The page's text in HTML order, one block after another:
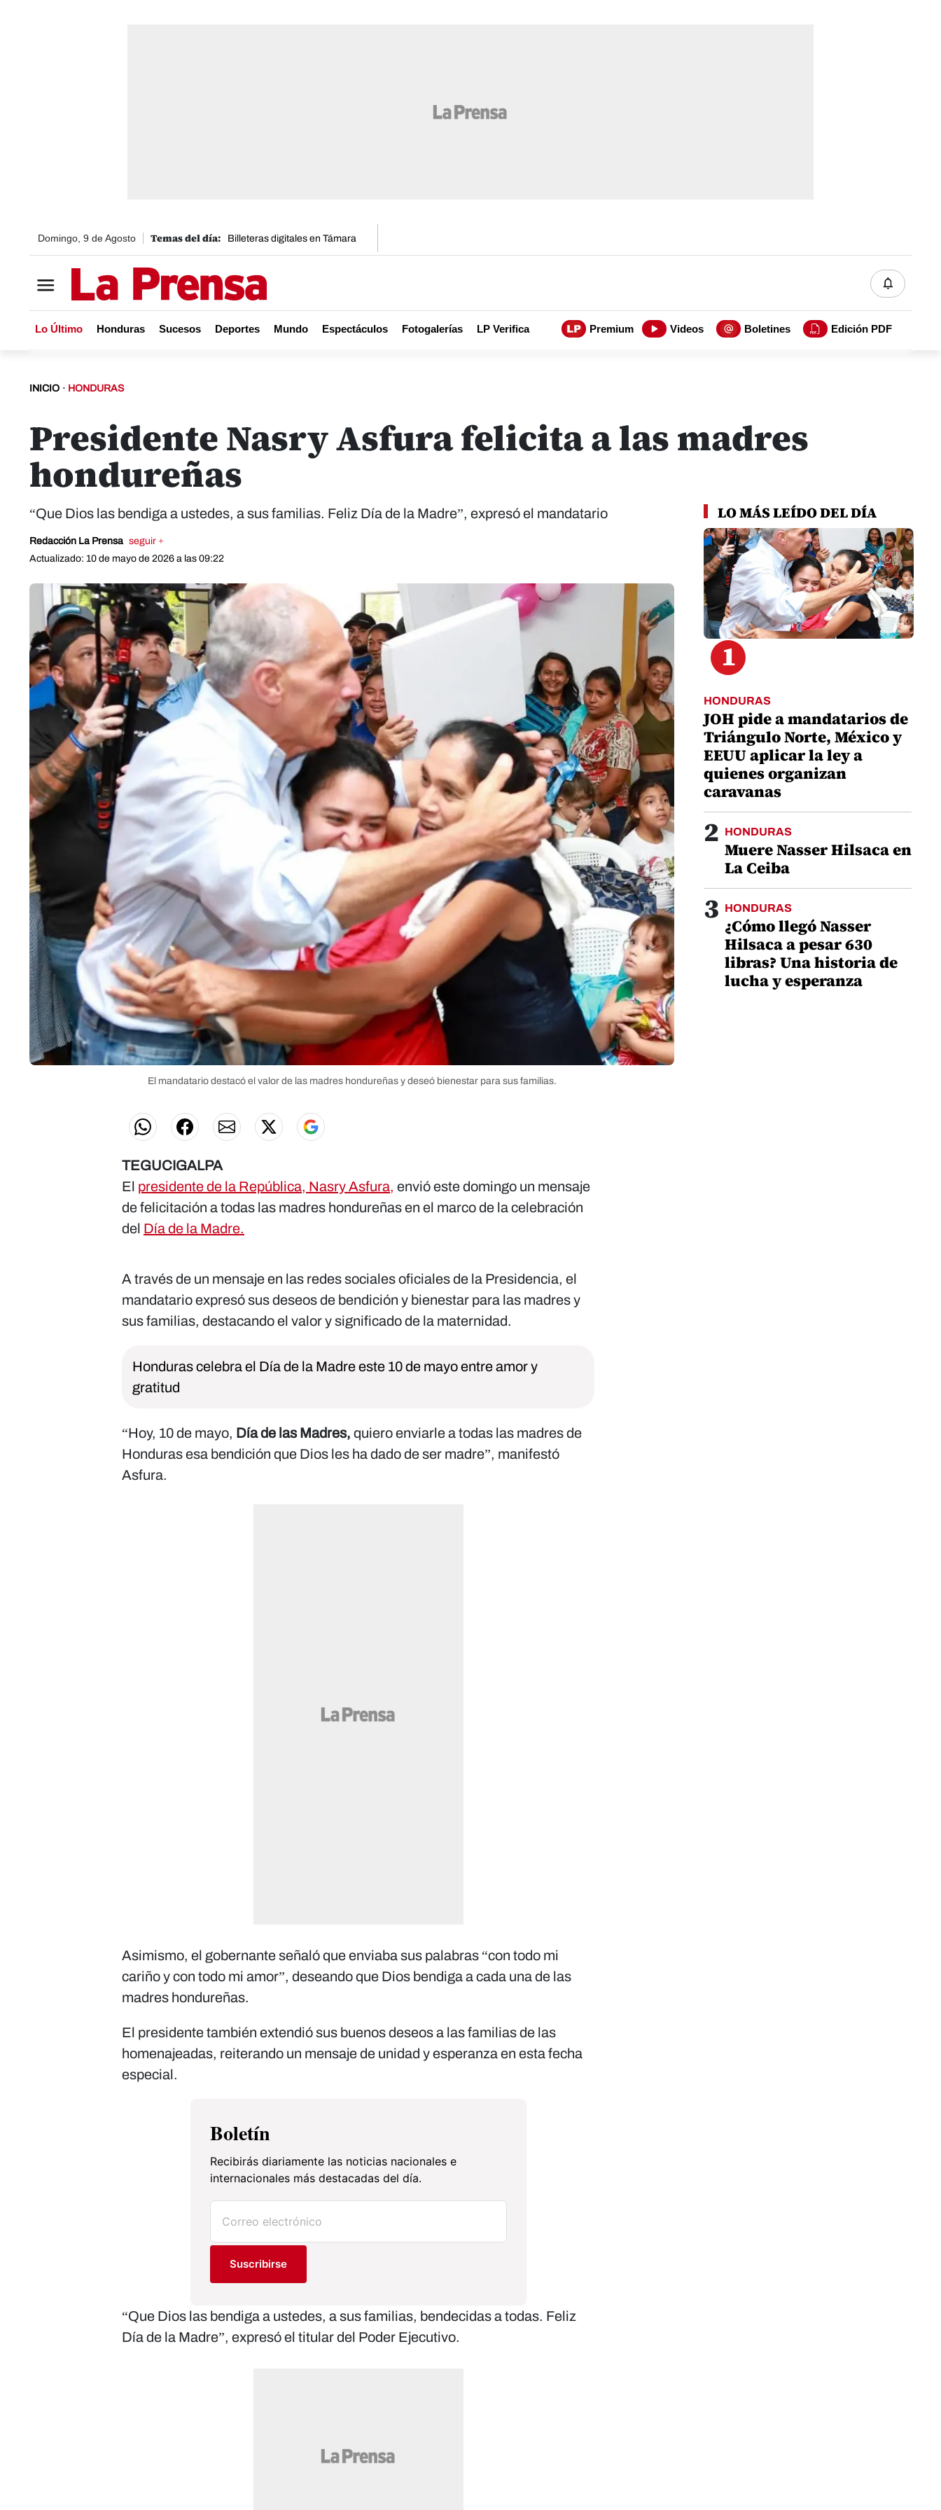
Domingo, 9 de Agosto Billeteras digitales en Támara
Lo Último Honduras Sucesos Deportes Mundo Espectáculos Fotogalerías LP Verifica Premium Videos Boletines Edición PDF
INICIO · HONDURAS
Presidente Nasry Asfura felicita a las madres
hondureñas
“Que Dios las bendiga a ustedes, a sus familias. Feliz Día de la Madre”, expresó el mandatario
Redacción La Prensa seguir +
Actualizado: 10 de mayo de 2026 a las 09:22
El mandatario destacó el valor de las madres hondureñas y deseó bienestar para sus familias.
TEGUCIGALPA
El presidente de la República, Nasry Asfura, envió este domingo un mensaje
de felicitación a todas las madres hondureñas en el marco de la celebración
del Día de la Madre.
A través de un mensaje en las redes sociales oficiales de la Presidencia, el
mandatario expresó sus deseos de bendición y bienestar para las madres y
sus familias, destacando el valor y significado de la maternidad.
Honduras celebra el Día de la Madre este 10 de mayo entre amor y
gratitud
“Hoy, 10 de mayo, Día de las Madres, quiero enviarle a todas las madres de
Honduras esa bendición que Dios les ha dado de ser madre”, manifestó
Asfura.
Asimismo, el gobernante señaló que enviaba sus palabras “con todo mi
cariño y con todo mi amor”, deseando que Dios bendiga a cada una de las
madres hondureñas.
El presidente también extendió sus buenos deseos a las familias de las
homenajeadas, reiterando un mensaje de unidad y esperanza en esta fecha
especial.
Boletín
Recibirás diariamente las noticias nacionales e
internacionales más destacadas del día.
Suscribirse
“Que Dios las bendiga a ustedes, a sus familias, bendecidas a todas. Feliz
Día de la Madre”, expresó el titular del Poder Ejecutivo.
LO MÁS LEÍDO DEL DÍA
1
HONDURAS
JOH pide a mandatarios de
Triángulo Norte, México y
EEUU aplicar la ley a
quienes organizan
caravanas
2 HONDURAS
Muere Nasser Hilsaca en
La Ceiba
3 HONDURAS
¿Cómo llegó Nasser
Hilsaca a pesar 630
libras? Una historia de
lucha y esperanza